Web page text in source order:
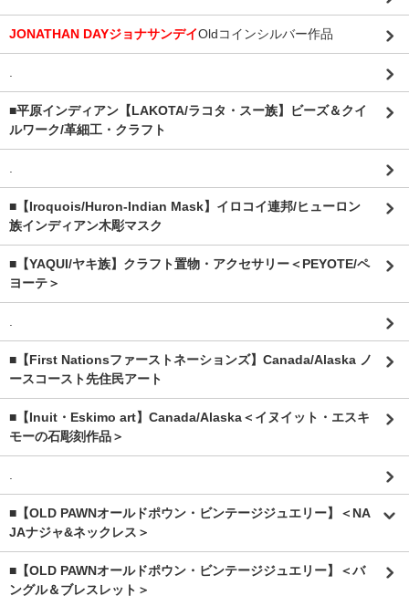
JONATHAN DAYジョナサンデイOldコインシルバー作品
■平原インディアン【LAKOTA/ラコタ・スー族】ビーズ＆クイ
ルワーク/革細工・クラフト
■【Iroquois/Huron-Indian Mask】イロコイ連邦/ヒューロン
族インディアン木彫マスク
■【YAQUI/ヤキ族】クラフト置物・アクセサリー＜PEYOTE/ペ
ヨーテ＞
■【First Nationsファーストネーションズ】Canada/Alaska ノ
ースコースト先住民アート
■【Inuit・Eskimo art】Canada/Alaska＜イヌイット・エスキ
モーの石彫刻作品＞
■【OLD PAWNオールドポウン・ビンテージジュエリー】＜NA
JAナジャ&ネックレス＞
■【OLD PAWNオールドポウン・ビンテージジュエリー】＜バ
ングル＆ブレスレット＞